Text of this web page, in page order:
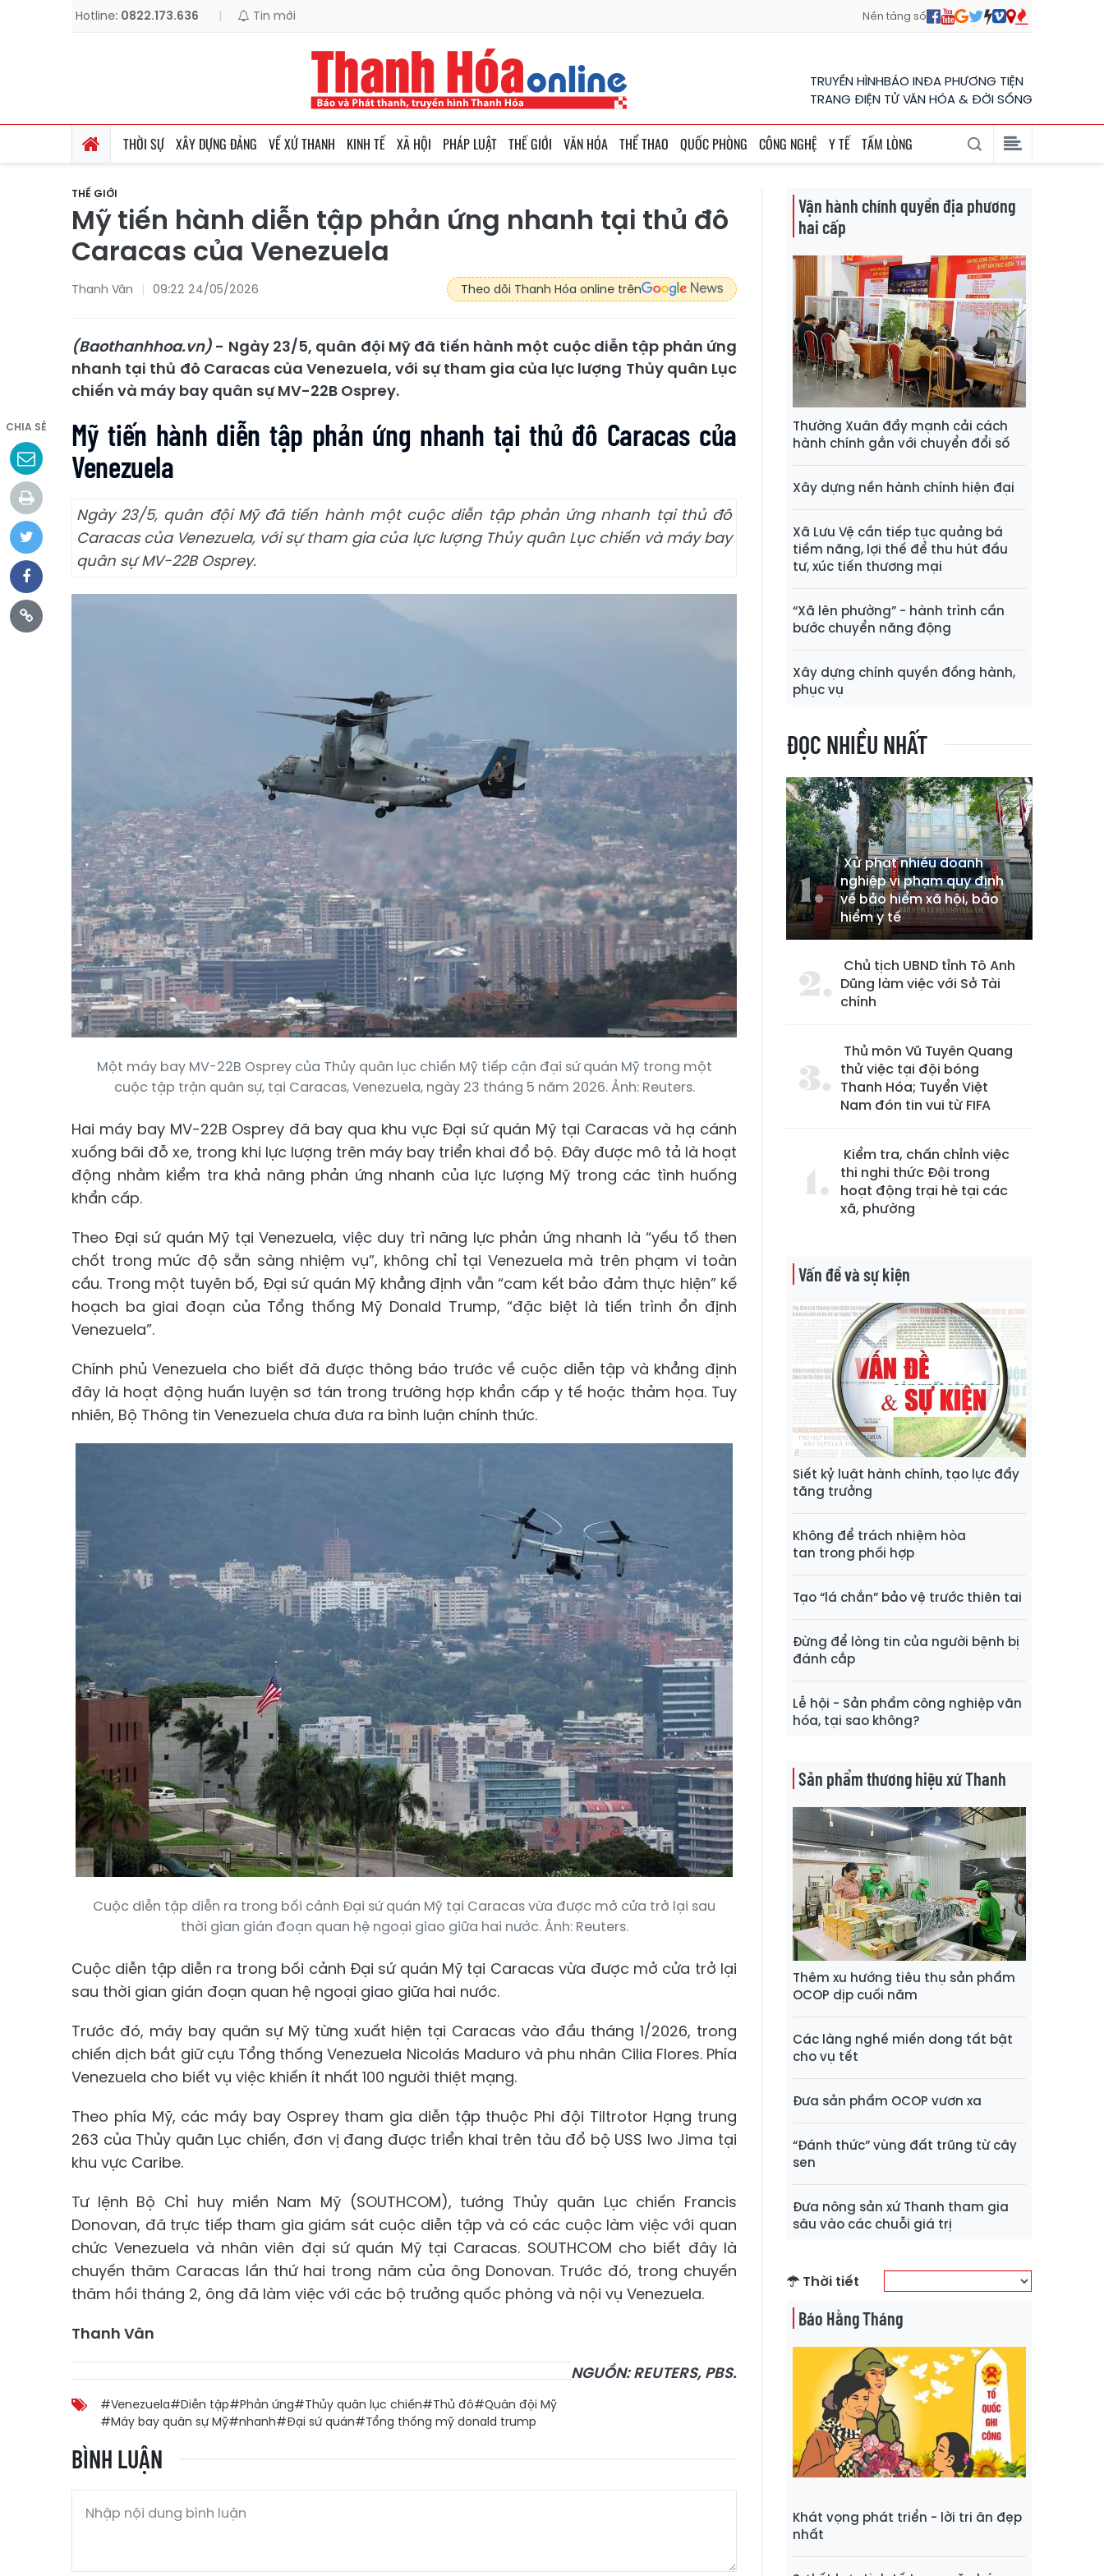
Hotline: 0822.173.636 | Tin mới Nền tảng số
TRUYỀN HÌNHBÁO INĐA PHƯƠNG TIỆN
TRANG ĐIỆN TỬ VĂN HÓA & ĐỜI SỐNG
THỜI SỰ XÂY DỰNG ĐẢNG VỀ XỨ THANH KINH TẾ XÃ HỘI PHÁP LUẬT THẾ GIỚI VĂN HÓA THỂ THAO QUỐC PHÒNG CÔNG NGHỆ Y TẾ TẤM LÒNG
THẾ GIỚI
Mỹ tiến hành diễn tập phản ứng nhanh tại thủ đô
Caracas của Venezuela
Thanh Vân 09:22 24/05/2026 Theo dõi Thanh Hóa online trên
(Baothanhhoa.vn) - Ngày 23/5, quân đội Mỹ đã tiến hành một cuộc diễn tập phản ứng
nhanh tại thủ đô Caracas của Venezuela, với sự tham gia của lực lượng Thủy quân Lục
chiến và máy bay quân sự MV-22B Osprey.
CHIA SẺ
Mỹ tiến hành diễn tập phản ứng nhanh tại thủ đô Caracas của
Venezuela
Ngày 23/5, quân đội Mỹ đã tiến hành một cuộc diễn tập phản ứng nhanh tại thủ đô
Caracas của Venezuela, với sự tham gia của lực lượng Thủy quân Lục chiến và máy bay
quân sự MV-22B Osprey.
Một máy bay MV-22B Osprey của Thủy quân lục chiến Mỹ tiếp cận đại sứ quán Mỹ trong một
cuộc tập trận quân sự, tại Caracas, Venezuela, ngày 23 tháng 5 năm 2026. Ảnh: Reuters.
Hai máy bay MV-22B Osprey đã bay qua khu vực Đại sứ quán Mỹ tại Caracas và hạ cánh
xuống bãi đỗ xe, trong khi lực lượng trên máy bay triển khai đổ bộ. Đây được mô tả là hoạt
động nhằm kiểm tra khả năng phản ứng nhanh của lực lượng Mỹ trong các tình huống
khẩn cấp.
Theo Đại sứ quán Mỹ tại Venezuela, việc duy trì năng lực phản ứng nhanh là “yếu tố then
chốt trong mức độ sẵn sàng nhiệm vụ”, không chỉ tại Venezuela mà trên phạm vi toàn
cầu. Trong một tuyên bố, Đại sứ quán Mỹ khẳng định vẫn “cam kết bảo đảm thực hiện” kế
hoạch ba giai đoạn của Tổng thống Mỹ Donald Trump, “đặc biệt là tiến trình ổn định
Venezuela”.
Chính phủ Venezuela cho biết đã được thông báo trước về cuộc diễn tập và khẳng định
đây là hoạt động huấn luyện sơ tán trong trường hợp khẩn cấp y tế hoặc thảm họa. Tuy
nhiên, Bộ Thông tin Venezuela chưa đưa ra bình luận chính thức.
Cuộc diễn tập diễn ra trong bối cảnh Đại sứ quán Mỹ tại Caracas vừa được mở cửa trở lại sau
thời gian gián đoạn quan hệ ngoại giao giữa hai nước. Ảnh: Reuters.
Cuộc diễn tập diễn ra trong bối cảnh Đại sứ quán Mỹ tại Caracas vừa được mở cửa trở lại
sau thời gian gián đoạn quan hệ ngoại giao giữa hai nước.
Trước đó, máy bay quân sự Mỹ từng xuất hiện tại Caracas vào đầu tháng 1/2026, trong
chiến dịch bắt giữ cựu Tổng thống Venezuela Nicolás Maduro và phu nhân Cilia Flores. Phía
Venezuela cho biết vụ việc khiến ít nhất 100 người thiệt mạng.
Theo phía Mỹ, các máy bay Osprey tham gia diễn tập thuộc Phi đội Tiltrotor Hạng trung
263 của Thủy quân Lục chiến, đơn vị đang được triển khai trên tàu đổ bộ USS Iwo Jima tại
khu vực Caribe.
Tư lệnh Bộ Chỉ huy miền Nam Mỹ (SOUTHCOM), tướng Thủy quân Lục chiến Francis
Donovan, đã trực tiếp tham gia giám sát cuộc diễn tập và có các cuộc làm việc với quan
chức Venezuela và nhân viên đại sứ quán Mỹ tại Caracas. SOUTHCOM cho biết đây là
chuyến thăm Caracas lần thứ hai trong năm của ông Donovan. Trước đó, trong chuyến
thăm hồi tháng 2, ông đã làm việc với các bộ trưởng quốc phòng và nội vụ Venezuela.
Thanh Vân
NGUỒN: REUTERS, PBS.
#Venezuela#Diễn tập#Phản ứng#Thủy quân lục chiến#Thủ đô#Quân đội Mỹ
#Máy bay quân sự Mỹ#nhanh#Đại sứ quán#Tổng thống mỹ donald trump
BÌNH LUẬN
Vận hành chính quyền địa phương
hai cấp
Thường Xuân đẩy mạnh cải cách
hành chính gắn với chuyển đổi số
Xây dựng nền hành chính hiện đại
Xã Lưu Vệ cần tiếp tục quảng bá
tiềm năng, lợi thế để thu hút đầu
tư, xúc tiến thương mại
“Xã lên phường” - hành trình cần
bước chuyển năng động
Xây dựng chính quyền đồng hành,
phục vụ
ĐỌC NHIỀU NHẤT
Xử phạt nhiều doanh
nghiệp vi phạm quy định
về bảo hiểm xã hội, bảo
hiểm y tế
Chủ tịch UBND tỉnh Tô Anh
Dũng làm việc với Sở Tài
chính
Thủ môn Vũ Tuyên Quang
thử việc tại đội bóng
Thanh Hóa; Tuyển Việt
Nam đón tin vui từ FIFA
Kiểm tra, chấn chỉnh việc
thi nghi thức Đội trong
hoạt động trại hè tại các
xã, phường
Vấn đề và sự kiện
Siết kỷ luật hành chính, tạo lực đẩy
tăng trưởng
Không để trách nhiệm hòa
tan trong phối hợp
Tạo “lá chắn” bảo vệ trước thiên tai
Đừng để lòng tin của người bệnh bị
đánh cắp
Lễ hội - Sản phẩm công nghiệp văn
hóa, tại sao không?
Sản phẩm thương hiệu xứ Thanh
Thêm xu hướng tiêu thụ sản phẩm
OCOP dịp cuối năm
Các làng nghề miến dong tất bật
cho vụ tết
Đưa sản phẩm OCOP vươn xa
“Đánh thức” vùng đất trũng từ cây
sen
Đưa nông sản xứ Thanh tham gia
sâu vào các chuỗi giá trị
Thời tiết
Báo Hằng Tháng
Khát vọng phát triển - lời tri ân đẹp
nhất